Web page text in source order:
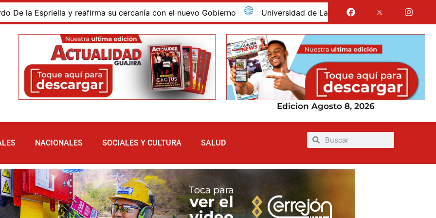
y reafirma su cercanía con el nuevo Gobierno Universidad de La Guajira celebró la obtención del
Edicion Agosto 8, 2026
NACIONALES SOCIALES Y CULTURA SALUD